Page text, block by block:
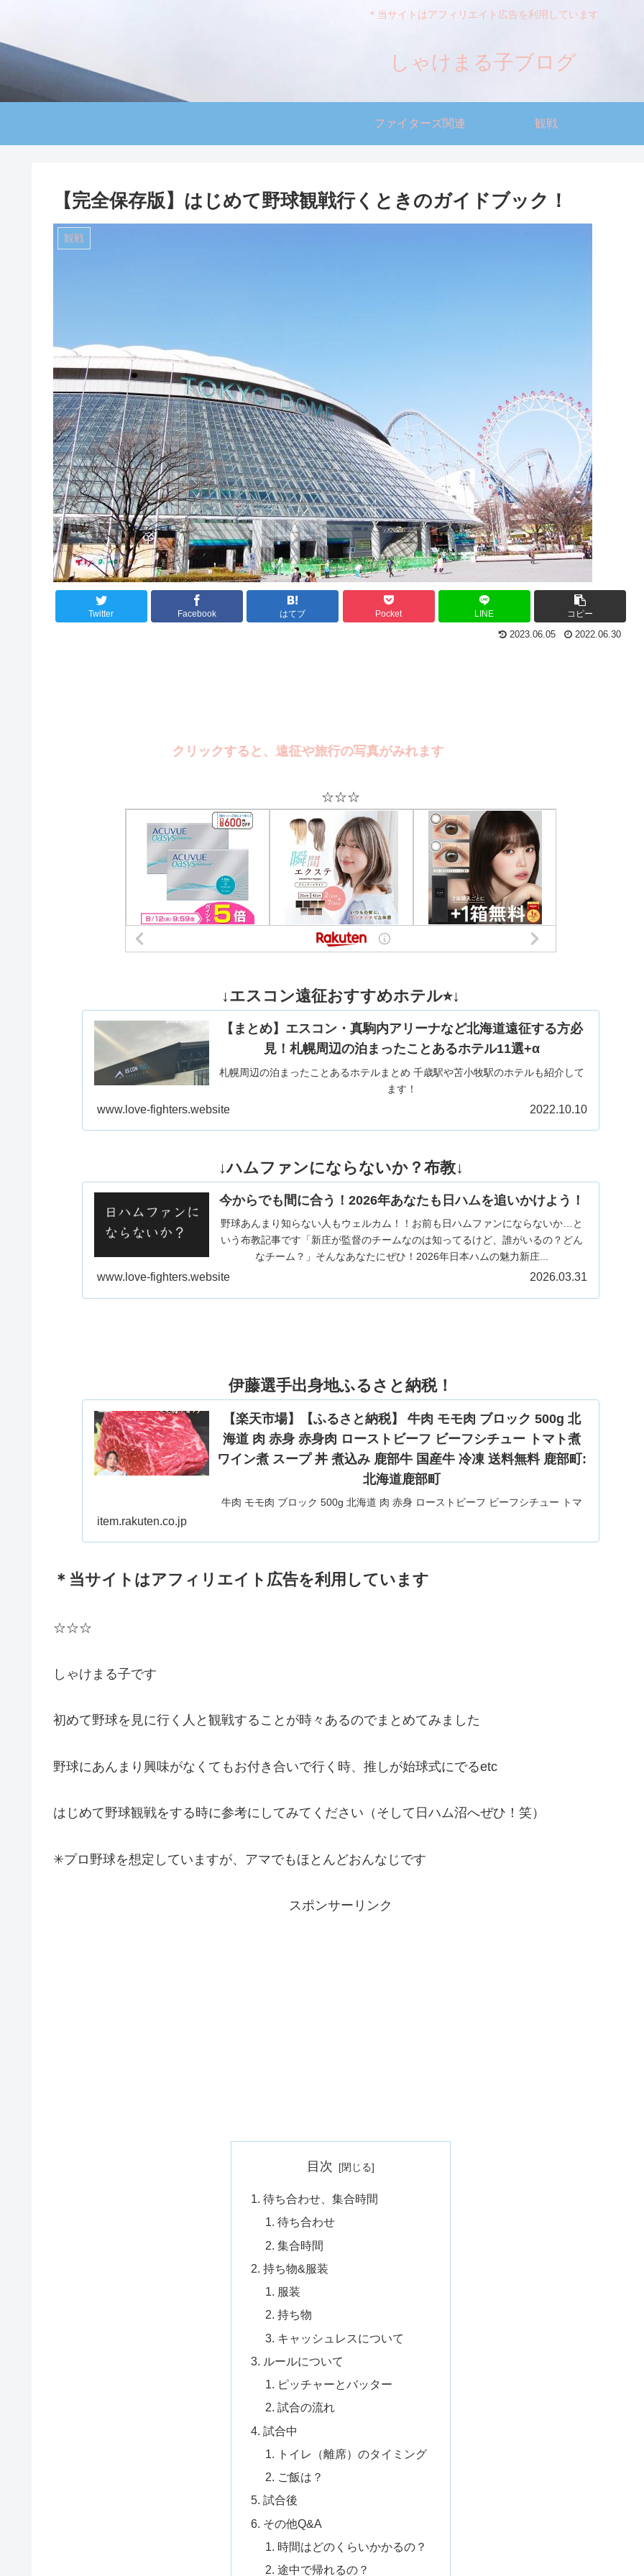
＊当サイトはアフィリエイト広告を利用しています
しゃけまる子ブログ
ファイターズ関連 観戦
【完全保存版】はじめて野球観戦行くときのガイドブック！
観戦
Twitter Facebook はてブ Pocket LINE コピー
2023.06.05 2022.06.30
クリックすると、遠征や旅行の写真がみれます
☆☆☆
↓エスコン遠征おすすめホテル⭐︎↓
【まとめ】エスコン・真駒内アリーナなど北海道遠征する方必
見！札幌周辺の泊まったことあるホテル11選+α
札幌周辺の泊まったことあるホテルまとめ 千歳駅や苫小牧駅のホテルも紹介して
ます！
www.love-fighters.website 2022.10.10
↓ハムファンにならないか？布教↓
今からでも間に合う！2026年あなたも日ハムを追いかけよう！
野球あんまり知らない人もウェルカム！！お前も日ハムファンにならないか…と
いう布教記事です「新庄が監督のチームなのは知ってるけど、誰がいるの？どん
なチーム？」そんなあなたにぜひ！2026年日本ハムの魅力新庄...
www.love-fighters.website 2026.03.31
伊藤選手出身地ふるさと納税！
【楽天市場】【ふるさと納税】 牛肉 モモ肉 ブロック 500g 北
海道 肉 赤身 赤身肉 ローストビーフ ビーフシチュー トマト煮
ワイン煮 スープ 丼 煮込み 鹿部牛 国産牛 冷凍 送料無料 鹿部町:
北海道鹿部町
牛肉 モモ肉 ブロック 500g 北海道 肉 赤身 ローストビーフ ビーフシチュー トマ
item.rakuten.co.jp
＊当サイトはアフィリエイト広告を利用しています
☆☆☆
しゃけまる子です
初めて野球を見に行く人と観戦することが時々あるのでまとめてみました
野球にあんまり興味がなくてもお付き合いで行く時、推しが始球式にでるetc
はじめて野球観戦をする時に参考にしてみてください（そして日ハム沼へぜひ！笑）
✳︎プロ野球を想定していますが、アマでもほとんどおんなじです
スポンサーリンク
目次
待ち合わせ、集合時間
待ち合わせ
集合時間
持ち物&服装
服装
持ち物
キャッシュレスについて
ルールについて
ピッチャーとバッター
試合の流れ
試合中
トイレ（離席）のタイミング
ご飯は？
試合後
その他Q&A
時間はどのくらいかかるの？
途中で帰れるの？